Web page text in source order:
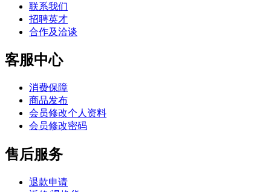
联系我们
招聘英才
合作及洽谈
客服中心
消费保障
商品发布
会员修改个人资料
会员修改密码
售后服务
退款申请